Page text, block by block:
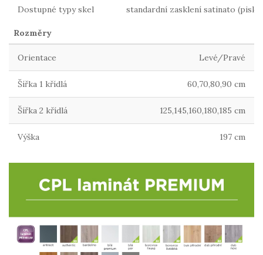
Dostupné typy skel standardní zasklení satinato
Rozměry
Orientace Levé/Pravé
Šířka 1 křídlá 60,70,80,90 cm
Šířka 2 křídlá 125,145,160,180,185 cm
Výška 197 cm